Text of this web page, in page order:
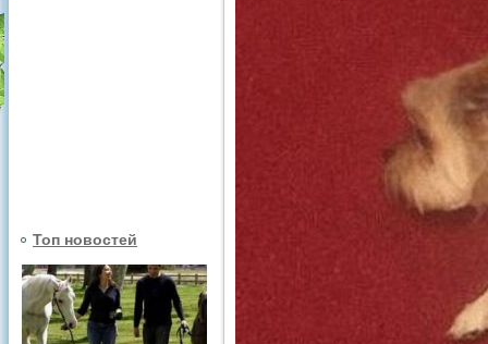
Топ новостей